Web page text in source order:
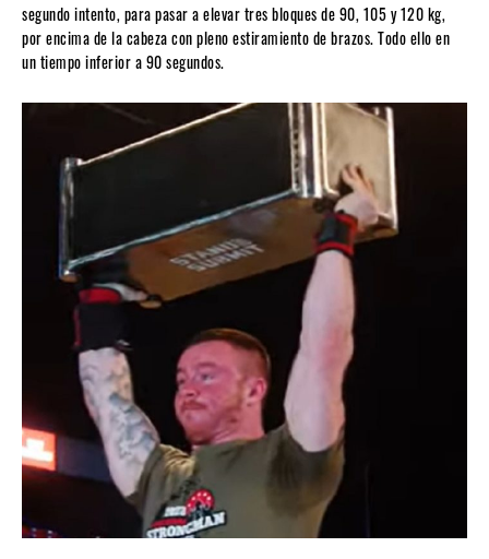
segundo intento, para pasar a elevar tres bloques de 90, 105 y 120 kg,
por encima de la cabeza con pleno estiramiento de brazos. Todo ello en
un tiempo inferior a 90 segundos.